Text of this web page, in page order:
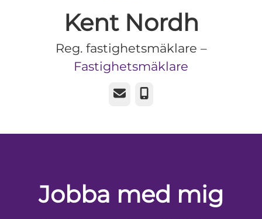
Kent Nordh
Reg. fastighetsmäklare –
Fastighetsmäklare
E-postTelefon
Jobba med mig